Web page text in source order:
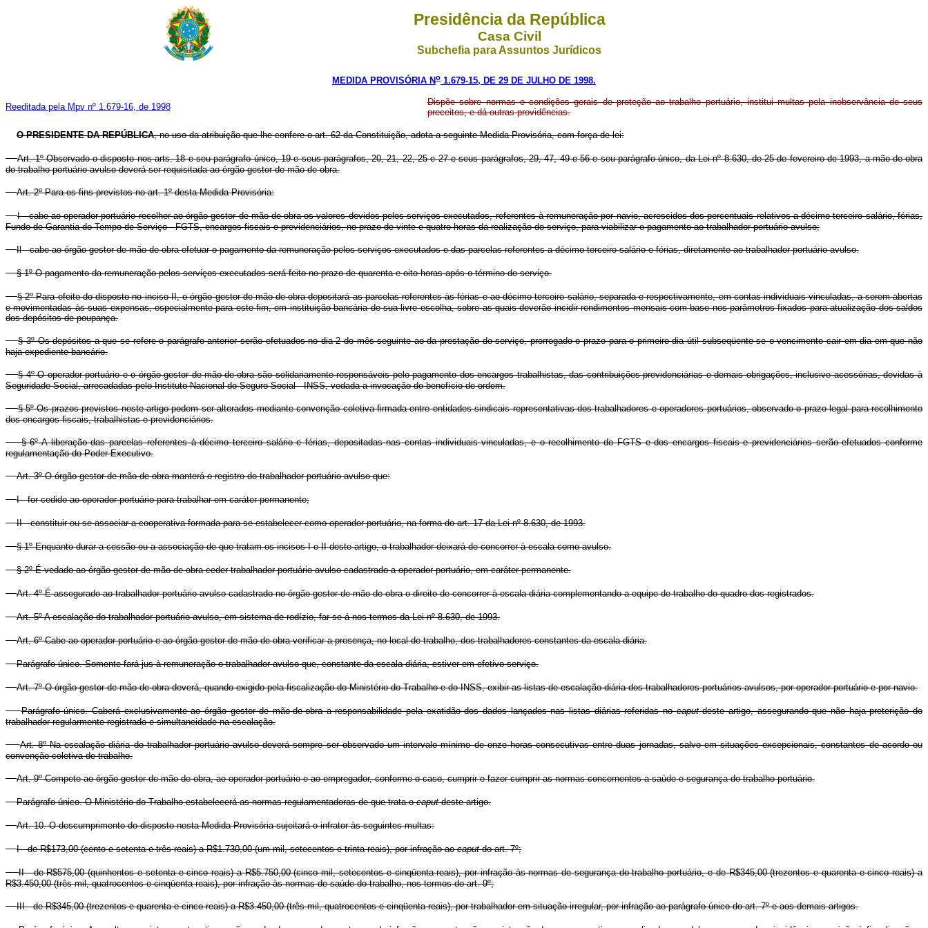
Presidência da República
Casa Civil
Subchefia para Assuntos Jurídicos
MEDIDA PROVISÓRIA No 1.679-15, DE 29 DE JULHO DE 1998.
Reeditada pela Mpv nº 1.679-16, de 1998
Dispõe sobre normas e condições gerais de proteção ao trabalho portuário, institui multas pela inobservância de seus
preceitos, e dá outras providências.
O PRESIDENTE DA REPÚBLICA, no uso da atribuição que lhe confere o art. 62 da Constituição, adota a seguinte Medida Provisória, com força de lei:
Art. 1º Observado o disposto nos arts. 18 e seu parágrafo único, 19 e seus parágrafos, 20, 21, 22, 25 e 27 e seus parágrafos, 29, 47, 49 e 56 e seu parágrafo único, da Lei nº 8.630, de 25 de fevereiro de 1993, a mão-de-obra
do trabalho portuário avulso deverá ser requisitada ao órgão gestor de mão-de-obra.
Art. 2º Para os fins previstos no art. 1º desta Medida Provisória:
I - cabe ao operador portuário recolher ao órgão gestor de mão-de-obra os valores devidos pelos serviços executados, referentes à remuneração por navio, acrescidos dos percentuais relativos a décimo terceiro salário, férias,
Fundo de Garantia do Tempo de Serviço - FGTS, encargos fiscais e previdenciários, no prazo de vinte e quatro horas da realização do serviço, para viabilizar o pagamento ao trabalhador portuário avulso;
Il - cabe ao órgão gestor de mão-de-obra efetuar o pagamento da remuneração pelos serviços executados e das parcelas referentes a décimo terceiro salário e férias, diretamente ao trabalhador portuário avulso.
§ 1º O pagamento da remuneração pelos serviços executados será feito no prazo de quarenta e oito horas após o término do serviço.
§ 2º Para efeito do disposto no inciso II, o órgão gestor de mão-de-obra depositará as parcelas referentes às férias e ao décimo terceiro salário, separada e respectivamente, em contas individuais vinculadas, a serem abertas
e movimentadas às suas expensas, especialmente para este fim, em instituição bancária de sua livre escolha, sobre as quais deverão incidir rendimentos mensais com base nos parâmetros fixados para atualização dos saldos
dos depósitos de poupança.
§ 3º Os depósitos a que se refere o parágrafo anterior serão efetuados no dia 2 do mês seguinte ao da prestação do serviço, prorrogado o prazo para o primeiro dia útil subseqüente se o vencimento cair em dia em que não
haja expediente bancário.
§ 4º O operador portuário e o órgão gestor de mão-de-obra são solidariamente responsáveis pelo pagamento dos encargos trabalhistas, das contribuições previdenciárias e demais obrigações, inclusive acessórias, devidas à
Seguridade Social, arrecadadas pelo Instituto Nacional do Seguro Social - INSS, vedada a invocação do benefício de ordem.
§ 5º Os prazos previstos neste artigo podem ser alterados mediante convenção coletiva firmada entre entidades sindicais representativas dos trabalhadores e operadores portuários, observado o prazo legal para recolhimento
dos encargos fiscais, trabalhistas e previdenciários.
§ 6º A liberação das parcelas referentes à décimo terceiro salário e férias, depositadas nas contas individuais vinculadas, e o recolhimento do FGTS e dos encargos fiscais e previdenciários serão efetuados conforme
regulamentação do Poder Executivo.
Art. 3º O órgão gestor de mão-de-obra manterá o registro do trabalhador portuário avulso que:
I - for cedido ao operador portuário para trabalhar em caráter permanente;
II - constituir ou se associar a cooperativa formada para se estabelecer como operador portuário, na forma do art. 17 da Lei nº 8.630, de 1993.
§ 1º Enquanto durar a cessão ou a associação de que tratam os incisos I e II deste artigo, o trabalhador deixará de concorrer à escala como avulso.
§ 2º É vedado ao órgão gestor de mão-de-obra ceder trabalhador portuário avulso cadastrado a operador portuário, em caráter permanente.
Art. 4º É assegurado ao trabalhador portuário avulso cadastrado no órgão gestor de mão-de-obra o direito de concorrer à escala diária complementando a equipe de trabalho do quadro dos registrados.
Art. 5º A escalação do trabalhador portuário avulso, em sistema de rodízio, far-se-á nos termos da Lei nº 8.630, de 1993.
Art. 6º Cabe ao operador portuário e ao órgão gestor de mão-de-obra verificar a presença, no local de trabalho, dos trabalhadores constantes da escala diária.
Parágrafo único. Somente fará jus à remuneração o trabalhador avulso que, constante da escala diária, estiver em efetivo serviço.
Art. 7º O órgão gestor de mão-de-obra deverá, quando exigido pela fiscalização do Ministério do Trabalho e do INSS, exibir as listas de escalação diária dos trabalhadores portuários avulsos, por operador portuário e por navio.
Parágrafo único. Caberá exclusivamente ao órgão gestor de mão-de-obra a responsabilidade pela exatidão dos dados lançados nas listas diárias referidas nocaputdeste artigo, assegurando que não haja preterição do
trabalhador regularmente registrado e simultaneidade na escalação.
Art. 8º Na escalação diária do trabalhador portuário avulso deverá sempre ser observado um intervalo mínimo de onze horas consecutivas entre duas jornadas, salvo em situações excepcionais, constantes de acordo ou
convenção coletiva de trabalho.
Art. 9º Compete ao órgão gestor de mão-de-obra, ao operador portuário e ao empregador, conforme o caso, cumprir e fazer cumprir as normas concernentes a saúde e segurança do trabalho portuário.
Parágrafo único. O Ministério do Trabalho estabelecerá as normas regulamentadoras de que trata ocaputdeste artigo.
Art. 10. O descumprimento do disposto nesta Medida Provisória sujeitará o infrator às seguintes multas:
I - de R$173,00 (cento e setenta e três reais) a R$1.730,00 (um mil, setecentos e trinta reais), por infração aocaputdo art. 7º;
II - de R$575,00 (quinhentos e setenta e cinco reais) a R$5.750,00 (cinco mil, setecentos e cinqüenta reais), por infração às normas de segurança do trabalho portuário, e de R$345,00 (trezentos e quarenta e cinco reais) a
R$3.450,00 (três mil, quatrocentos e cinqüenta reais), por infração às normas de saúde do trabalho, nos termos do art. 9º;
III - de R$345,00 (trezentos e quarenta e cinco reais) a R$3.450,00 (três mil, quatrocentos e cinqüenta reais), por trabalhador em situação irregular, por infração ao parágrafo único do art. 7º e aos demais artigos.